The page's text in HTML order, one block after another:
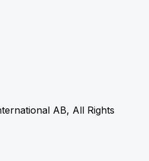
AB, All Rights